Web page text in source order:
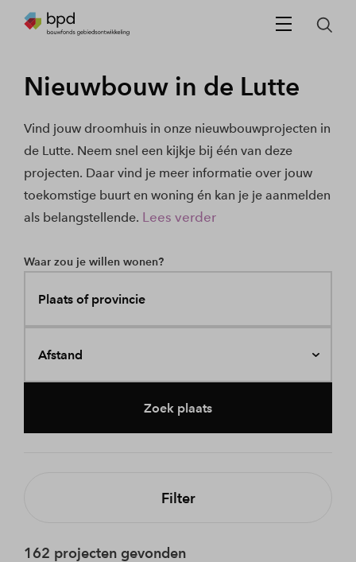
Nieuwbouw in de Lutte
Vind jouw droomhuis in onze nieuwbouwprojecten in
de Lutte. Neem snel een kijkje bij één van deze
projecten. Daar vind je meer informatie over jouw
toekomstige buurt en woning én kan je je aanmelden
als belangstellende. Lees verder
Waar zou je willen wonen?
Plaats of provincie
Afstand
Zoek plaats
Filter
162 projecten gevonden